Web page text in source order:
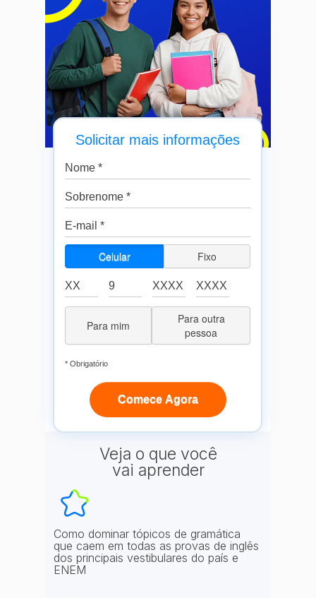
Veja o que você
vai aprender
Solicitar mais informações
Celular Fixo
Para mim
Para outra
pessoa
* Obrigatório
Comece Agora
Como dominar tópicos de gramática
que caem em todas as provas de inglês
dos principais vestibulares do país e
ENEM